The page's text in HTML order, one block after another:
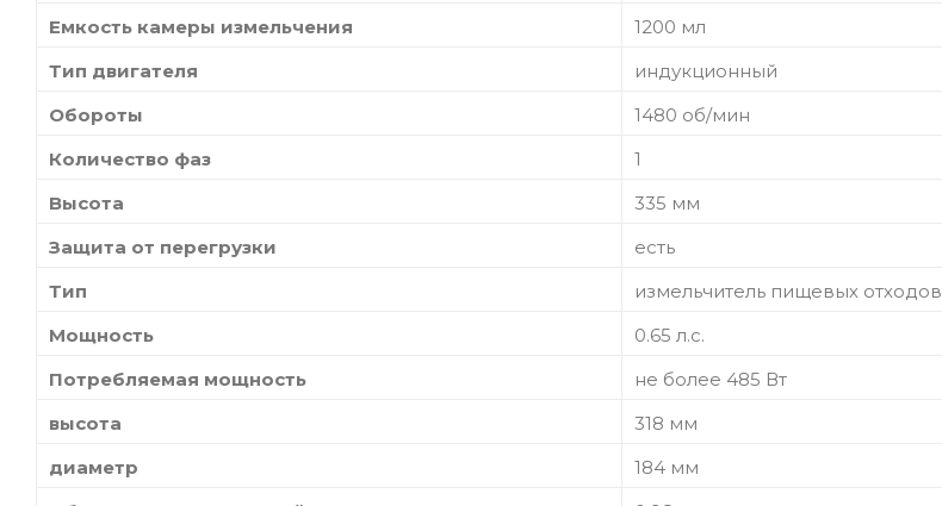
Емкость камеры измельчения
1200 мл
Тип двигателя
индукционный
Обороты
1480 об/мин
Количество фаз
1
Высота
335 мм
Защита от перегрузки
есть
Тип
измельчитель пищевых отходов
Мощность
0.65 л.с.
Потребляемая мощность
не более 485 Вт
высота
318 мм
диаметр
184 мм